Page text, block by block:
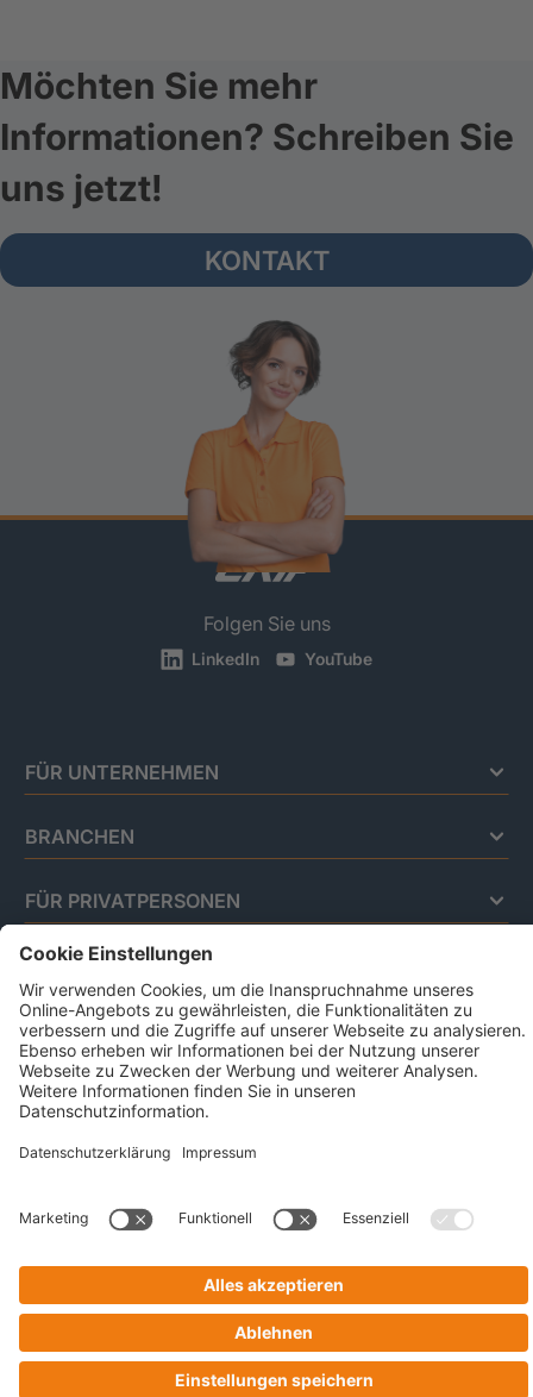
Möchten Sie mehr
Informationen? Schreiben Sie
uns jetzt!
KONTAKT
Folgen Sie uns
LinkedIn YouTube
FÜR UNTERNEHMEN
BRANCHEN
FÜR PRIVATPERSONEN
Datenschutz
Code Of Conduct
AGB Für Leistungen Im Risiko- Und
Chancenmanagement
AGB Für Data And Marketing Solutions
Business Ethics Policy
© 2026 CRIF GmbH | All rights reserved.
Victor-Gollancz-Straße 5 | 76137 Karlsruhe
9001, ISO 45001, ISO/IEC 27001, ISO 14001